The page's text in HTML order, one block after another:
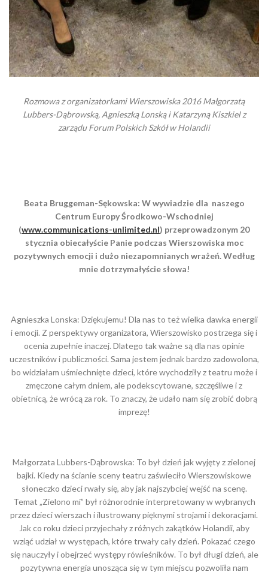
Rozmowa z organizatorkami Wierszowiska 2016 Małgorzatą
Lubbers-Dąbrowską, Agnieszką Lonską i Katarzyną Kiszkiel z
zarządu Forum Polskich Szkół w Holandii
Beata Bruggeman-Sękowska: W wywiadzie dla naszego
Centrum Europy Środkowo-Wschodniej
(www.communications-unlimited.nl) przeprowadzonym 20
stycznia obiecałyście Panie podczas Wierszowiska moc
pozytywnych emocji i dużo niezapomnianych wrażeń. Według
mnie dotrzymałyście słowa!
Agnieszka Lonska: Dziękujemu! Dla nas to też wielka dawka energii
i emocji. Z perspektywy organizatora, Wierszowisko postrzega się i
ocenia zupełnie inaczej. Dlatego tak ważne są dla nas opinie
uczestników i publiczności. Sama jestem jednak bardzo zadowolona,
bo widziałam uśmiechnięte dzieci, które wychodziły z teatru może i
zmęczone całym dniem, ale podekscytowane, szczęśliwe i z
obietnicą, że wrócą za rok. To znaczy, że udało nam się zrobić dobrą
imprezę!
Małgorzata Lubbers-Dąbrowska: To był dzień jak wyjęty z zielonej
bajki. Kiedy na ścianie sceny teatru zaświeciło Wierszowiskowe
słoneczko dzieci rwały się, aby jak najszybciej wejść na scenę.
Temat „Zielono mi” był różnorodnie interpretowany w wybranych
przez dzieci wierszach i ilustrowany pięknymi strojami i dekoracjami.
Jak co roku dzieci przyjechały z różnych zakątków Holandii, aby
wziąć udział w występach, które trwały cały dzień. Pokazać czego
się nauczyły i obejrzeć występy rówieśników. To był długi dzień, ale
pozytywna energia unosząca się w tym miejscu pozwoliła nam